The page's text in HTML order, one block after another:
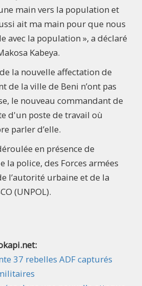
main vers la population et
ait ma main pour que nous
avec la population », a déclaré
Kabeya.
la nouvelle affectation de
de la ville de Beni n’ont pas
le nouveau commandant de
d'un poste de travail où
parler d’elle.
en présence de
la police, des Forces armées
l’autorité urbaine et de la
(UNPOL).
37 rebelles ADF capturés